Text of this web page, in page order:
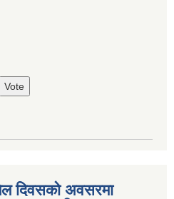
दिवसको अवसरमा